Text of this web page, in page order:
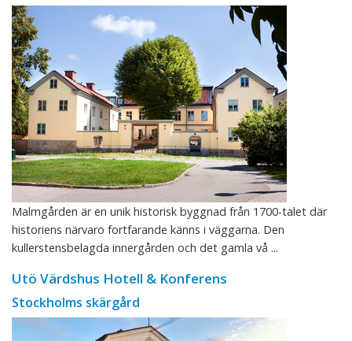
Malmgården är en unik historisk byggnad från 1700-talet där
historiens närvaro fortfarande känns i väggarna. Den
kullerstensbelagda innergården och det gamla vå ...
Utö Värdshus Hotell & Konferens
Stockholms skärgård